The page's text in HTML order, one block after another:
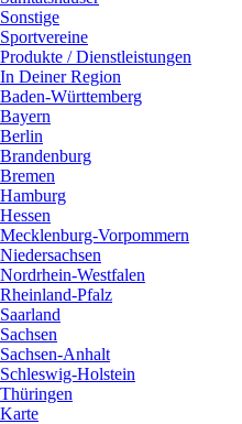
Sonstige
Sportvereine
Produkte / Dienstleistungen
In Deiner Region
Baden-Württemberg
Bayern
Berlin
Brandenburg
Bremen
Hamburg
Hessen
Mecklenburg-Vorpommern
Niedersachsen
Nordrhein-Westfalen
Rheinland-Pfalz
Saarland
Sachsen
Sachsen-Anhalt
Schleswig-Holstein
Thüringen
Karte